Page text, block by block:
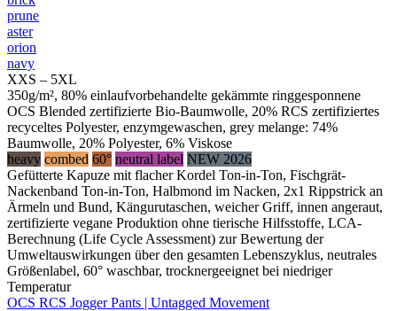
prune
aster
orion
navy
XXS – 5XL
350g/m², 80% einlaufvorbehandelte gekämmte ringgesponnene
OCS Blended zertifizierte Bio-Baumwolle, 20% RCS zertifiziertes
recyceltes Polyester, enzymgewaschen, grey melange: 74%
Baumwolle, 20% Polyester, 6% Viskose
heavy combed 60° neutral label NEW 2026
Gefütterte Kapuze mit flacher Kordel Ton-in-Ton, Fischgrät-
Nackenband Ton-in-Ton, Halbmond im Nacken, 2x1 Rippstrick an
Ärmeln und Bund, Kängurutaschen, weicher Griff, innen angeraut,
zertifizierte vegane Produktion ohne tierische Hilfsstoffe, LCA-
Berechnung (Life Cycle Assessment) zur Bewertung der
Umweltauswirkungen über den gesamten Lebenszyklus, neutrales
Größenlabel, 60° waschbar, trocknergeeignet bei niedriger
Temperatur
OCS RCS Jogger Pants | Untagged Movement